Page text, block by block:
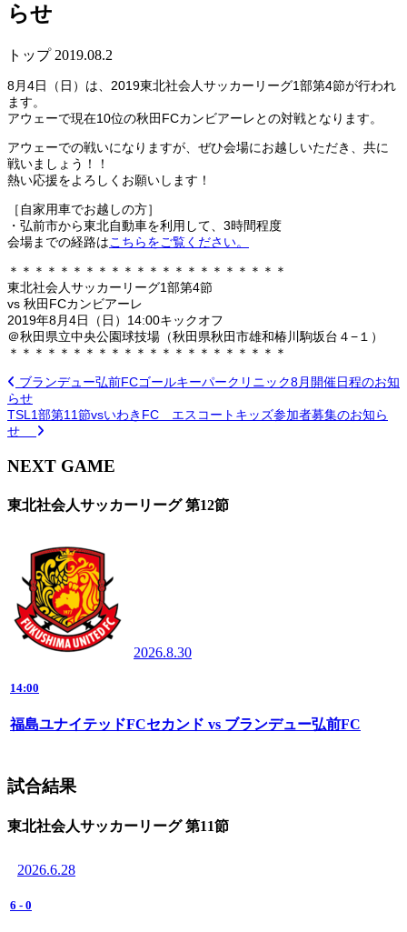
らせ
トップ 2019.08.2
8月4日（日）は、2019東北社会人サッカーリーグ1部第4節が行われ
ます。
アウェーで現在10位の秋田FCカンビアーレとの対戦となります。
アウェーでの戦いになりますが、ぜひ会場にお越しいただき、共に
戦いましょう！！
熱い応援をよろしくお願いします！
［自家用車でお越しの方］
・弘前市から東北自動車を利用して、3時間程度
会場までの経路はこちらをご覧ください。
＊＊＊＊＊＊＊＊＊＊＊＊＊＊＊＊＊＊＊＊＊＊
東北社会人サッカーリーグ1部第4節
vs 秋田FCカンビアーレ
2019年8月4日（日）14:00キックオフ
＠秋田県立中央公園球技場（秋田県秋田市雄和椿川駒坂台４−１）
＊＊＊＊＊＊＊＊＊＊＊＊＊＊＊＊＊＊＊＊＊＊
ブランデュー弘前FCゴールキーパークリニック8月開催日程のお知
らせ
TSL1部第11節vsいわきFC エスコートキッズ参加者募集のお知ら
せ
NEXT GAME
東北社会人サッカーリーグ 第12節
2026.8.30
14:00
福島ユナイテッドFCセカンド vs ブランデュー弘前FC
試合結果
東北社会人サッカーリーグ 第11節
2026.6.28
6 - 0